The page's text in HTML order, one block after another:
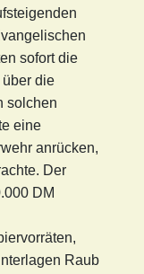
sofort die
über die
solchen
eine
anrücken,
Der
DM
Raub